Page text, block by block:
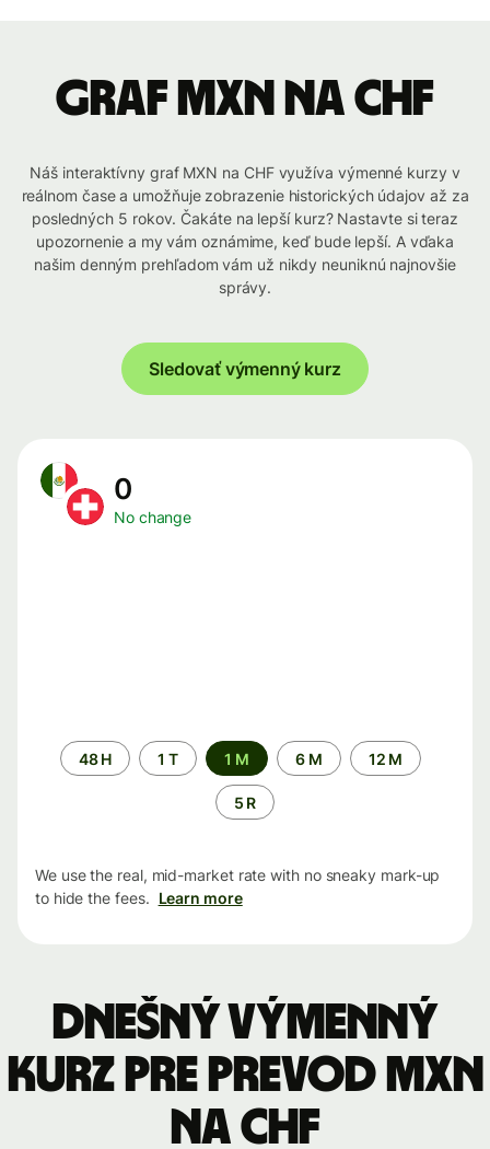
graf MXN na CHF
Náš interaktívny graf MXN na CHF využíva výmenné kurzy v
reálnom čase a umožňuje zobrazenie historických údajov až za
posledných 5 rokov. Čakáte na lepší kurz? Nastavte si teraz
upozornenie a my vám oznámime, keď bude lepší. A vďaka
našim denným prehľadom vám už nikdy neuniknú najnovšie
správy.
Sledovať výmenný kurz
0
No change
Time
period
48 H 1 T 1 M 6 M 12 M
5 R
We use the real, mid-market rate with no sneaky mark-up
to hide the fees. Learn more
Dnešný výmenný
kurz pre prevod MXN
na CHF